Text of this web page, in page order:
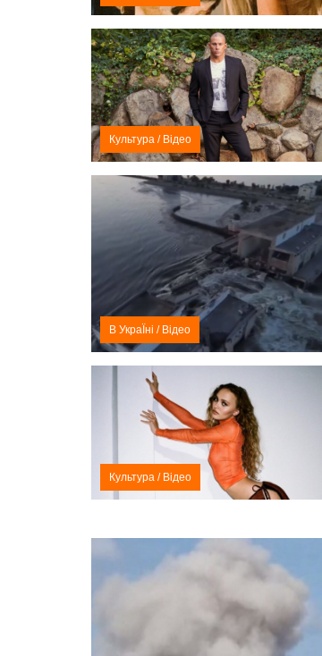
Культура / Відео
В УкраЇні / Відео
Культура / Відео